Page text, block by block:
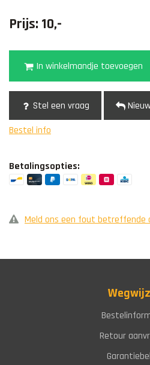
Prijs: 10,-
In winkelmandje toevoegen
Stel een vraag
Bestel info
Betalingsopties:
Meld ons een fout betreffende
Retour